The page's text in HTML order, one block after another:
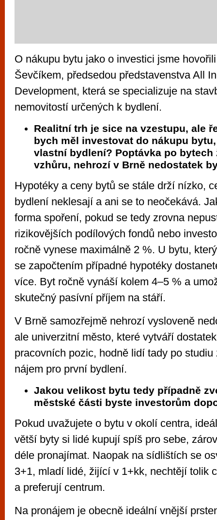
O nákupu bytu jako o investici jsme
Ševčíkem, předsedou představenstva All
Development, která se specializuje na
nemovitostí určených k bydlení.
Realitní trh je sice na vzestupu, ale
bych měl investovat do nákupu
vlastní bydlení? Poptávka po bytech
vzhůru, nehrozí v Brně nedostatek
Hypotéky a ceny bytů se stále drží nízko,
bydlení neklesají a ani se to neočekává.
forma spoření, pokud se tedy zrovna
rizikovějších podílových fondů nebo
ročně vynese maximálně 2 %. U bytu,
se započtením případné hypotéky
více. Byt ročně vynáší kolem 4–5 % a
skutečný pasívní příjem na stáří.
V Brně samozřejmě nehrozí vysloveně
ale univerzitní město, které vytváří
pracovních pozic, hodně lidí tady po studiu
nájem pro první bydlení.
Jakou velikost bytu tedy případně
městské části byste investorům
Pokud uvažujete o bytu v okolí centra,
větší byty si lidé kupují spíš pro sebe,
déle pronajímat. Naopak na sídlištích se
3+1, mladí lidé, žijící v 1+kk, nechtějí tolik
a preferují centrum.
Na pronájem je obecně ideální vnější